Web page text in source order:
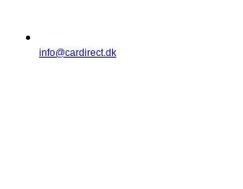
info@cardirect.dk